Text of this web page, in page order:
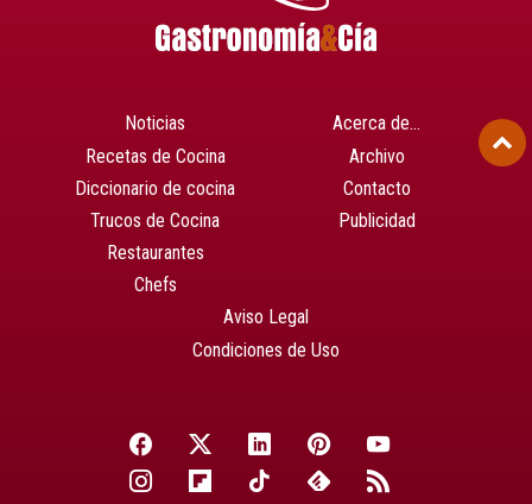
Noticias
Recetas de Cocina
Diccionario de cocina
Trucos de Cocina
Restaurantes
Chefs
Acerca de…
Archivo
Contacto
Publicidad
Aviso Legal
Condiciones de Uso